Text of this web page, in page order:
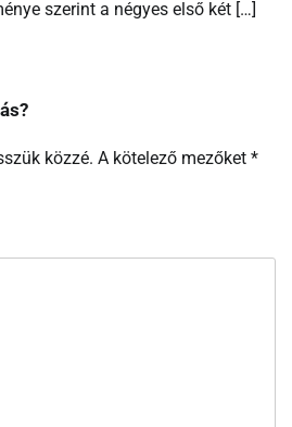
szerint a négyes első két […]
közzé. A kötelező mezőket *